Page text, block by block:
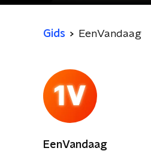
Gids EenVandaag
EenVandaag